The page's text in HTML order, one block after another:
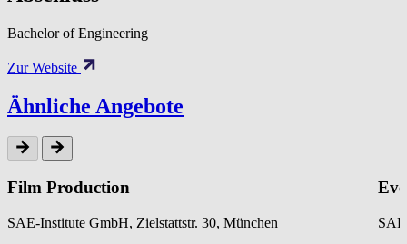
Bachelor of Engineering
Zur Website
Ähnliche Angebote
Film Production
SAE-Institute GmbH, Zielstattstr. 30, München